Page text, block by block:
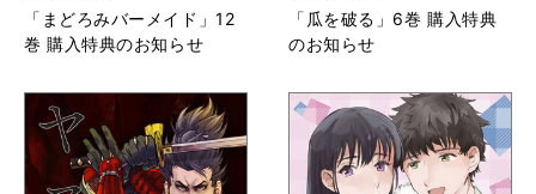
「まどろみバーメイド」12
巻 購入特典のお知らせ
「瓜を破る」6巻 購入特典
のお知らせ